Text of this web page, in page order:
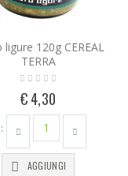
ligure 120g CEREAL
TERRA
€ 4,30
AGGIUNGI